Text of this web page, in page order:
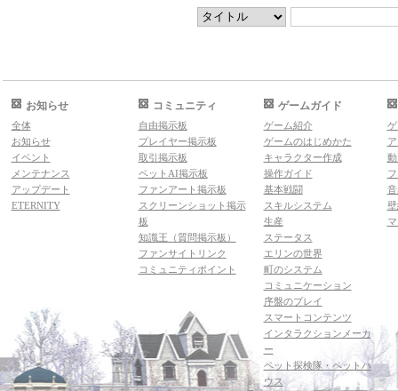
お知らせ
全体
お知らせ
イベント
メンテナンス
アップデート
ETERNITY
コミュニティ
自由掲示板
プレイヤー掲示板
取引掲示板
ペットAI掲示板
ファンアート掲示板
スクリーンショット掲示
板
知識王（質問掲示板）
ファンサイトリンク
コミュニティポイント
ゲームガイド
ゲーム紹介
ゲームのはじめかた
キャラクター作成
操作ガイド
基本戦闘
スキルシステム
生産
ステータス
エリンの世界
町のシステム
コミュニケーション
序盤のプレイ
スマートコンテンツ
インタラクションメーカ
ー
ペット探検隊・ペットハ
ウス